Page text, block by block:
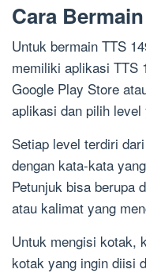
Cara
Untuk bermain TTS
memiliki aplikasi TTS
Google Play Store
aplikasi dan pilih
Setiap level terdiri
dengan kata-kata
Petunjuk bisa berupa
atau kalimat yang
Untuk mengisi kotak,
kotak yang ingin diisi